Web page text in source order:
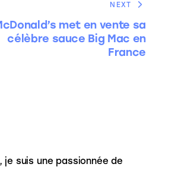
NEXT
met en vente sa
célèbre sauce Big Mac en
France
je suis une passionnée de